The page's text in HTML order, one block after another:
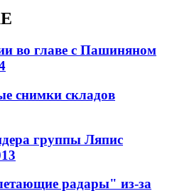
во главе с Пашиняном
снимки складов
группы Ляпис
радары" из-за